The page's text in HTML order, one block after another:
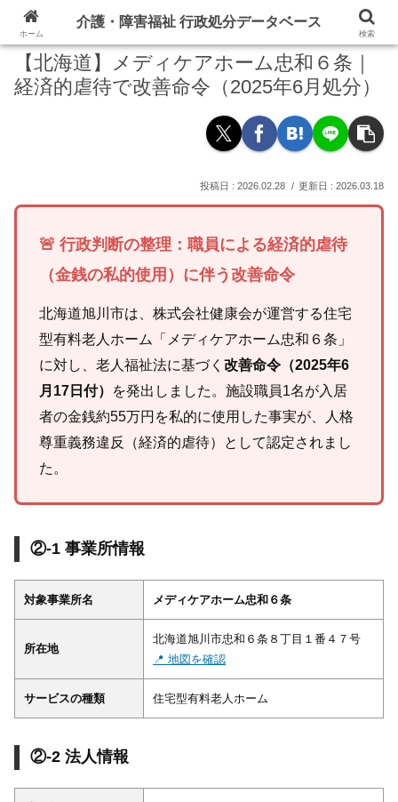
【北海道】メディケアホーム忠和６条｜
経済的虐待で改善命令（2025年6月処分）
2026.02.28 2026.03.18
🚨 行政判断の整理：職員による経済的虐待
（金銭の私的使用）に伴う改善命令
北海道旭川市は、株式会社健康会が運営する住宅
型有料老人ホーム「メディケアホーム忠和６条」
に対し、老人福祉法に基づく 改善命令（2025年6
月17日付）
を発出しました。施設職員1名が入居
者の金銭約55万円を私的に使用した事実が、人格
尊重義務違反（経済的虐待）として認定されまし
た。
②-1 事業所情報
対象事業所名 メディケアホーム忠和６条
所在地
北海道旭川市忠和６条８丁目１番４７号
📍 地図を確認
サービスの種類 住宅型有料老人ホーム
②-2 法人情報
ホーム
介護・障害福祉 行政処分データベース
検索